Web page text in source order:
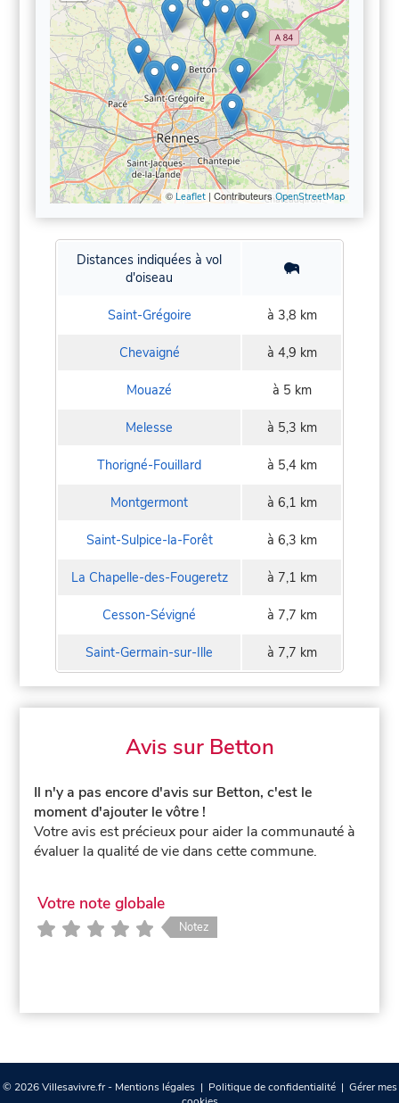
© Leaflet| ContributeursOpenStreetMap
Distances indiquées à vol
d'oiseau
Saint-Grégoire à 3,8 km
Chevaigné à 4,9 km
Mouazé à 5 km
Melesse à 5,3 km
Thorigné-Fouillard à 5,4 km
Montgermont à 6,1 km
Saint-Sulpice-la-Forêt à 6,3 km
La Chapelle-des-Fougeretz à 7,1 km
Cesson-Sévigné à 7,7 km
Saint-Germain-sur-Ille à 7,7 km
Avis sur Betton
Il n'y a pas encore d'avis sur Betton, c'est le
moment d'ajouter le vôtre !
Votre avis est précieux pour aider la communauté à
évaluer la qualité de vie dans cette commune.
Votre note globale
Notez
© 2026 Villesavivre.fr - Mentions légales| Politique de confidentialité| Gérer mes